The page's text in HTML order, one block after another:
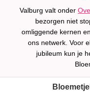
Valburg valt onder
bezorgen niet
omliggende kernen
ons netwerk. Voor
jubileum kun je